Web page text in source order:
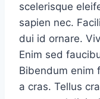
scelerisque
sapien nec.
dui id ornare.
Enim sed
Bibendum enim
a cras. Tellus